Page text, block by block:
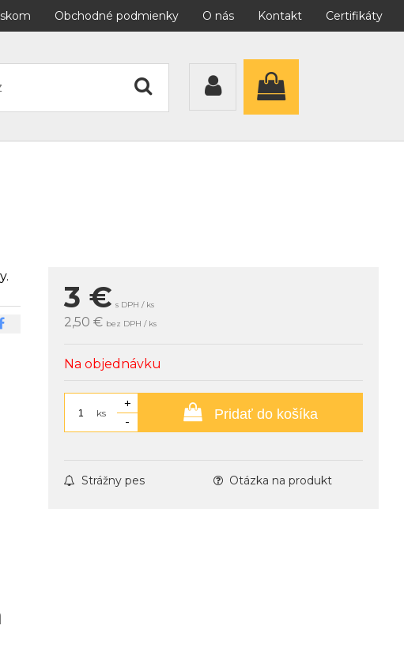
Obchodné podmienky O nás Kontakt Certifikáty
3 € s DPH / ks
2,50 € bez DPH / ks
Na objednávku
ks
+
-
Pridať do košíka
Strážny pes Otázka na produkt